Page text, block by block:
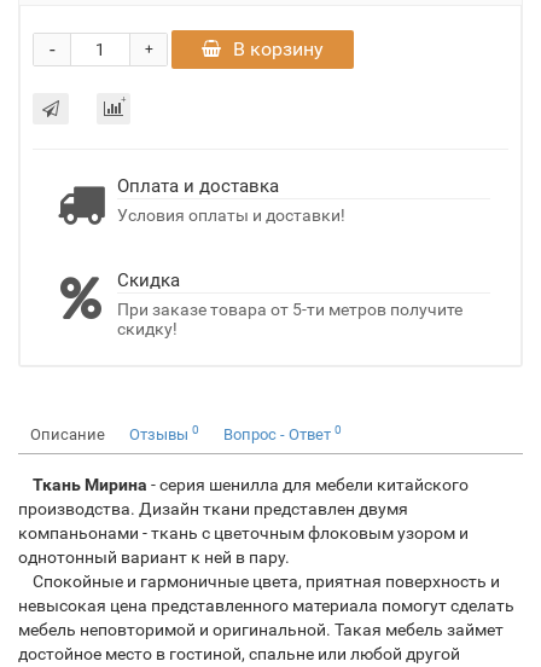
+
- В корзину
Оплата и доставка
Условия оплаты и доставки!
Скидка
При заказе товара от 5-ти метров получите
скидку!
Описание Отзывы 0 Вопрос - Ответ 0
Ткань Мирина - серия шенилла для мебели китайского
производства. Дизайн ткани представлен двумя
компаньонами - ткань с цветочным флоковым узором и
однотонный вариант к ней в пару.
Спокойные и гармоничные цвета, приятная поверхность и
невысокая цена представленного материала помогут сделать
мебель неповторимой и оригинальной. Такая мебель займет
достойное место в гостиной, спальне или любой другой